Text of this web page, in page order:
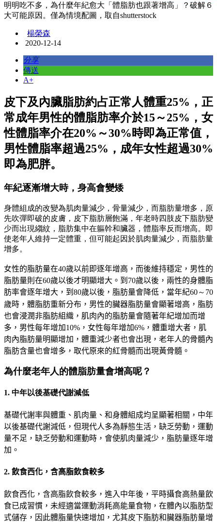
明明吃不多，為什麼年紀愈大「體脂肪也跟著增高」？破解６
大可能原因。僅為情境配圖，取自shutterstock
楊榮森
2020-12-14
分享
傳送
A+
皮下及內臟脂肪約占正常人體重25%，正
常成年男性的體脂肪率介於15～25%，女
性體脂率介在20%～30%時即為正常值，
男性體脂率超過25%，成年女性超過30%
即為肥胖。
年紀逐漸增大時，身高會變矮
身體組成的改變為肌肉量減少，骨量減少，而脂肪量增多，原
先吹彈即破的皮膚，皮下脂肪層飽滿，年老時四肢皮下脂肪變
少而出現縐紋，脂肪集中在軀幹和臟器，體脂率反而增高。即
使老年人維持一定體重，但可能起因於肌肉量減少，而脂肪量
增多。
女性的脂肪量在40歲以前即逐年增高，而後維持穩定，男性的
脂肪量則在60歲以後才明顯增大。到 70歲以後，兩性的身體脂
肪率會逐年增大，到 80歲以後，脂肪量會降低，當年紀60～70
歲時，體脂肪重新分布，男性的臟器脂肪量會顯著增高，脂肪
也會浸潤非脂肪組織，肌肉內的脂肪量會隨著年紀增加而增
多，男性每年增加10% ，女性每年增加6% ，體重增大者，肌
肉內脂肪量明顯增加，體重減少者也會出現，老年人的骨髓內
脂肪含量也會增多，取代原來的紅骨髓而出現黃骨髓。
為什麼老年人的體脂肪量會增高呢？
1. 中年以後基礎代謝減低
基礎代謝率與體重、肌肉量、和身體組成均呈顯著相關，中年
以後基礎代謝減低，但現代人多為靜態生活，缺乏勞動，運動
量不足，缺乏勞動和運動時，會使肌肉量減少，脂肪量逐年增
加。
2. 飲食西化，含高脂飲食較多
飲食西化，含高脂飲食較多，進入中年後，平時攝食高熱量飲
食已成習慣，未經適當運動消耗高能量食物，在體內以脂肪型
式儲存，因此體脂量快速增加，尤其皮下脂肪和臟器脂肪量增